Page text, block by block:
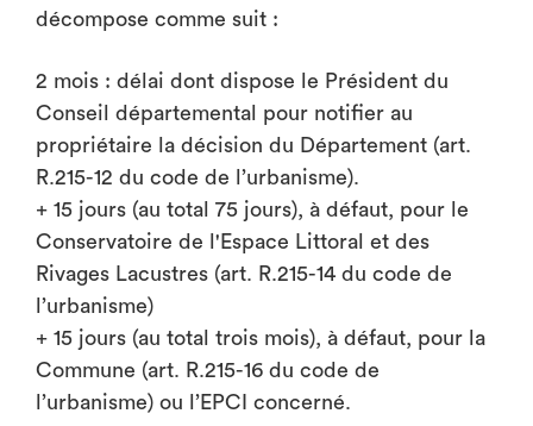
décompose comme suit :
2 mois : délai dont dispose le Président du
Conseil départemental pour notifier au
propriétaire la décision du Département (art.
R.215-12 du code de l’urbanisme).
+ 15 jours (au total 75 jours), à défaut, pour le
Conservatoire de l'Espace Littoral et des
Rivages Lacustres (art. R.215-14 du code de
l’urbanisme)
+ 15 jours (au total trois mois), à défaut, pour la
Commune (art. R.215-16 du code de
l’urbanisme) ou l’EPCI concerné.